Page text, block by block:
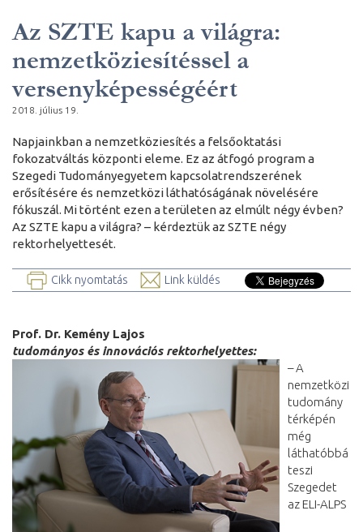
Az SZTE kapu a világra:
nemzetköziesítéssel a
versenyképességéért
2018. július 19.
Napjainkban a nemzetköziesítés a felsőoktatási
fokozatváltás központi eleme. Ez az átfogó program a
Szegedi Tudományegyetem kapcsolatrendszerének
erősítésére és nemzetközi láthatóságának növelésére
fókuszál. Mi történt ezen a területen az elmúlt négy évben?
Az SZTE kapu a világra? – kérdeztük az SZTE négy
rektorhelyettesét.
Cikk nyomtatás Link küldés
Prof. Dr. Kemény Lajos
tudományos és innovációs rektorhelyettes:
– A
nemzetközi
tudomány
térképén
még
láthatóbbá
teszi
Szegedet
az ELI-ALPS